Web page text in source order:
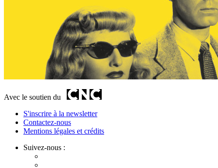
Avec le soutien du
S'inscrire à la newsletter
Contactez-nous
Mentions légales et crédits
Suivez-nous :